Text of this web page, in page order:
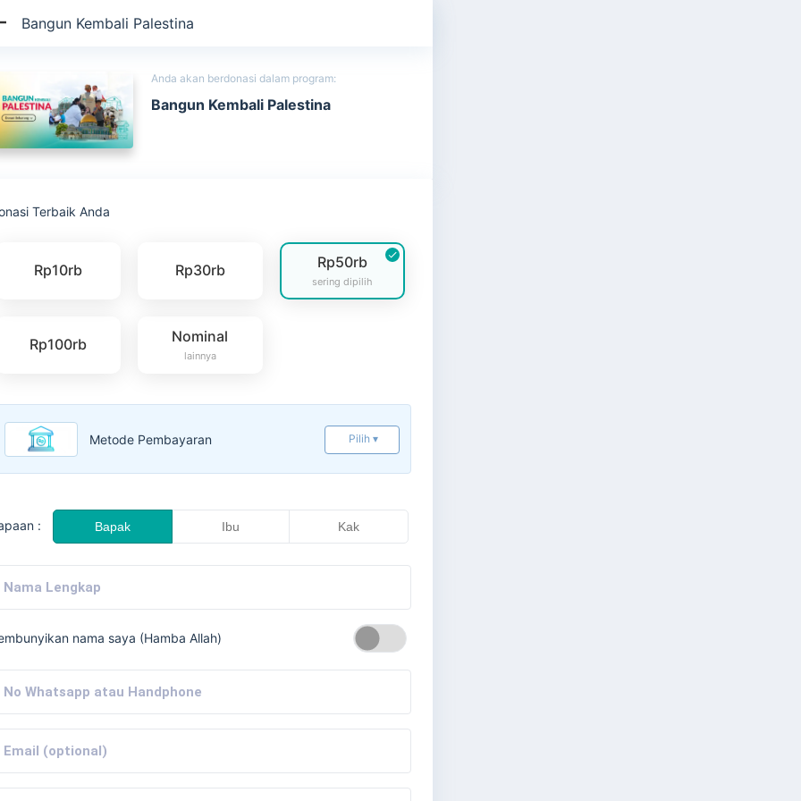
Bangun Kembali Palestina
Anda akan berdonasi dalam program:
Bangun Kembali Palestina
Terbaik Anda
Rp10rb Rp30rb Rp50rb
sering dipilih
Rp100rb Nominal
lainnya
Metode Pembayaran Pilih ▾
: Bapak Ibu Kak
nama saya (Hamba Allah)